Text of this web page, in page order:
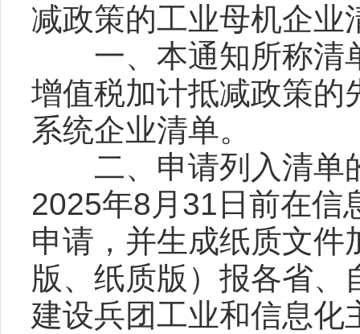
减政策的工业母机企业
一、本通知所称清
增值税加计抵减政策的
系统企业清单。
二、申请列入清单的
2025年8月31日前在信
申请，并生成纸质文件
版、纸质版）报各省
建设兵团工业和信息化